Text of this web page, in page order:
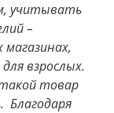
учитывать
–
магазинах,
взрослых.
товар
Благодаря